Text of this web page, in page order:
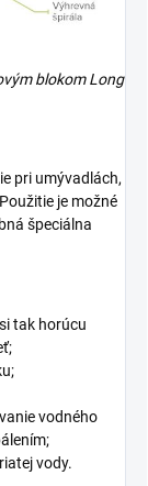
blokom Long
pri umývadlách,
je možné
špeciálna
tak horúcu
vodného
vody.